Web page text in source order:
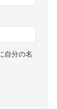
自分の名